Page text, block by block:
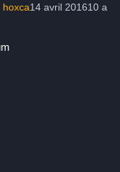
hoxca14 avril 201610 a